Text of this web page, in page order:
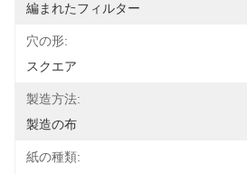
編まれたフィルター
穴の形:
スクエア
製造方法:
製造の布
紙の種類: